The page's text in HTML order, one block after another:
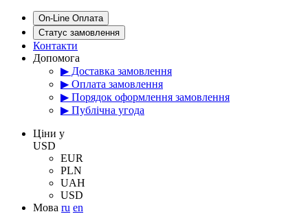
On-Line Оплата
Статус замовлення
Контакти
Допомога
▶ Доставка замовлення
▶ Оплата замовлення
▶ Порядок оформлення замовлення
▶ Публічна угода
Цiни у
USD
EUR
PLN
UAH
USD
Мова ru en